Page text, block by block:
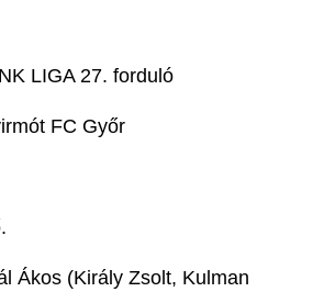
LIGA 27. forduló
FC Győr
Ákos (Király Zsolt, Kulman